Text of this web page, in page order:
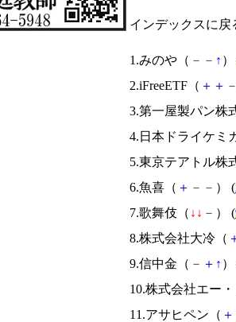
インデックスに戻
1.みのや（ － － ↑
2.iFreeETF（ ＋ ＋ －
3.第一屋製パン株
4.日本ドライケミ
5.東京テアトル株
6.魚喜（ ＋ － － ） (
7.歌舞伎（ ↓ ↓ － ） (
8.株式会社大冷（
9.信中金（ － ＋ ↑
10.株式会社エー
11.アサヒペン（ ＋